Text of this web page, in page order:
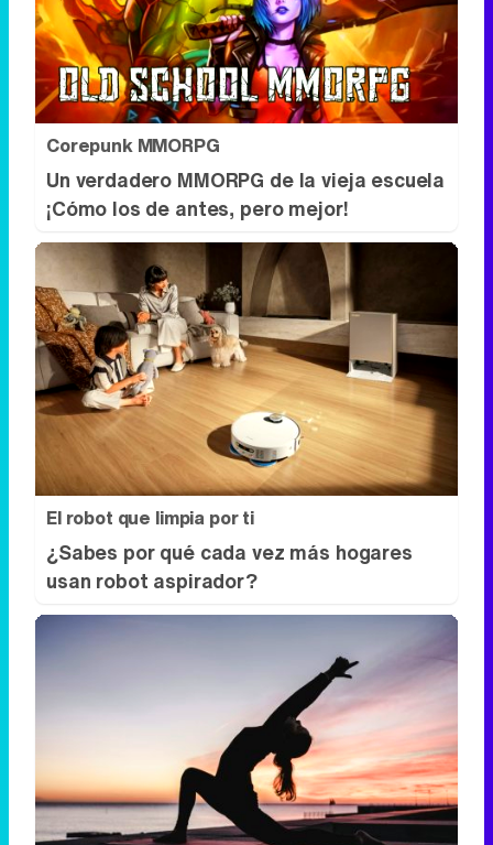
Corepunk MMORPG
Un verdadero MMORPG de la vieja escuela
¡Cómo los de antes, pero mejor!
El robot que limpia por ti
¿Sabes por qué cada vez más hogares
usan robot aspirador?